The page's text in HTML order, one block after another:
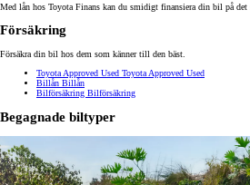
Med lån hos Toyota Finans kan du smidigt finansiera din bil på det
Försäkring
Försäkra din bil hos dem som känner till den bäst.
Toyota Approved Used Toyota Approved Used
Billån Billån
Bilförsäkring Bilförsäkring
Begagnade biltyper